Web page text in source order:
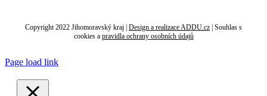
Copyright 2022 Jihomoravský kraj | Design a realizace ADDU.cz | Souhlas s
cookiesa pravidla ochrany osobních údajů
Page load link